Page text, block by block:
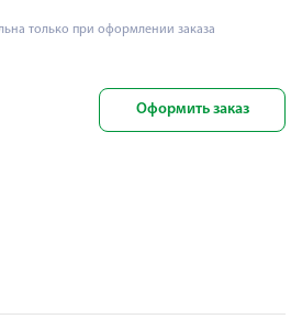
только при оформлении заказа
Оформить заказ